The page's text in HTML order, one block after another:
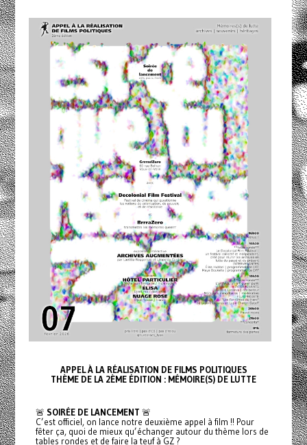
APPEL À LA RÉALISATION DE FILMS POLITIQUES
THÈME DE LA 2ÈME ÉDITION : MÉMOIRE(S) DE LUTTE
🚨 SOIRÉE DE LANCEMENT 🚨
C’est officiel, on lance notre deuxième appel à film !! Pour
fêter ça, quoi de mieux qu’échanger autour du thème lors de
tables rondes et de faire la teuf à GZ ?